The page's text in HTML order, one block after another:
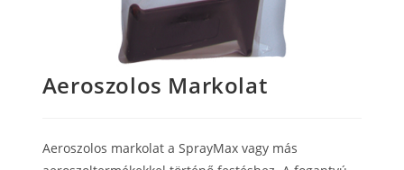
Aeroszolos Markolat
Aeroszolos markolat a SprayMax vagy más